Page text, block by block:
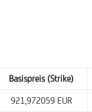
Basispreis (Strike)
921,972059 EUR